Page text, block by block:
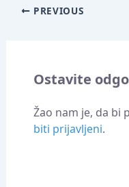
PREVIOUS
Ostavite
Žao nam je, da bi
biti prijavljeni.